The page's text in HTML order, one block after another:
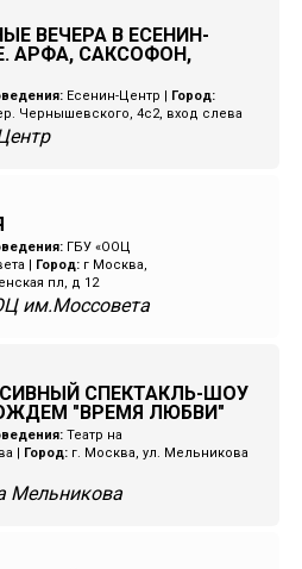
ВЕЧЕРА В ЕСЕНИН-
АРФА, САКСОФОН,
Есенин-Центр
Город:
Чернышевского, 4с2, вход слева
ГБУ «ООЦ
Город: г Москва,
пл, д 12
им.Моссовета
СПЕКТАКЛЬ-ШОУ
"ВРЕМЯ ЛЮБВИ"
Театр на
Город: г. Москва, ул. Мельникова
Мельникова